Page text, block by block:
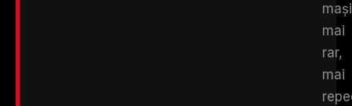
mai
rar,
mai